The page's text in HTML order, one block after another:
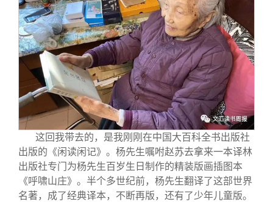
这回我带去的，是我刚刚在中国大百科全书出版社
出版的《闲读闲记》。杨先生嘱咐赵苏去拿来一本译林
出版社专门为杨先生百岁生日制作的精装版画插图本
《呼啸山庄》。半个多世纪前，杨先生翻译了这部世界
名著，成了经典译本，不断再版，还有了少年儿童版。